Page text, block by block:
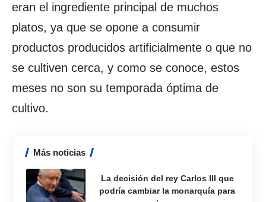
eran el ingrediente principal de muchos
platos, ya que se opone a consumir
productos producidos artificialmente o que no
se cultiven cerca, y como se conoce, estos
meses no son su temporada óptima de
cultivo.
Más noticias
La decisión del rey Carlos III que
podría cambiar la monarquía para